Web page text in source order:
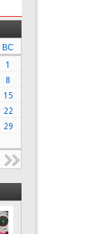
ВС
1
8
15
22
29